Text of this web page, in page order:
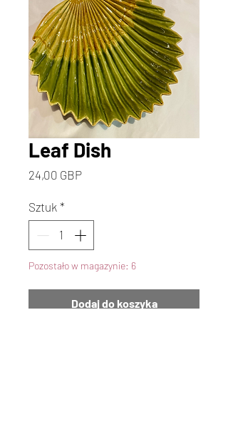
Leaf Dish
24,00 GBPCena
Sztuk *
Pozostało w magazynie: 6
Dodaj do koszyka